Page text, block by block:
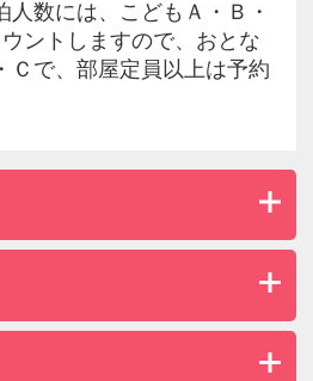
人数には、こどもＡ・Ｂ・
ントしますので、おとな
Ｃで、部屋定員以上は予約